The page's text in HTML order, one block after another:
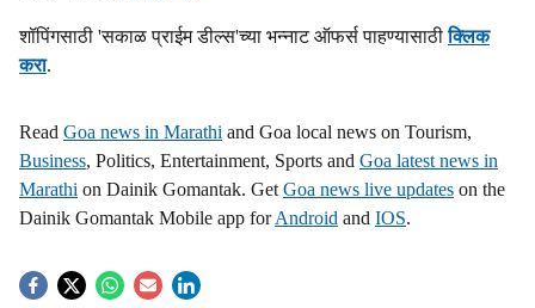
शॉपिंगसाठी 'सकाळ प्राईम डील्स'च्या भन्नाट ऑफर्स पाहण्यासाठीक्लिक
करा.
Read Goa news in Marathi and Goa local news on Tourism,
Business, Politics, Entertainment, Sports and Goa latest news in
Marathi on Dainik Gomantak. Get Goa news live updates on the
Dainik Gomantak Mobile app forAndroid and IOS.